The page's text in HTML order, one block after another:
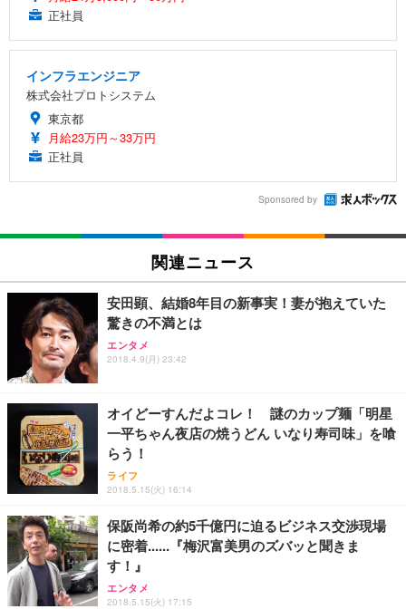
正社員
インフラエンジニア
株式会社プロトシステム
東京都
月給23万円～33万円
正社員
Sponsored by
関連ニュース
安田顕、結婚8年目の新事実！妻が抱えていた
驚きの不満とは
エンタメ
2018.4.9(月) 23:42
オイどーすんだよコレ！ 謎のカップ麺「明星
一平ちゃん夜店の焼うどん いなり寿司味」を喰
らう！
ライフ
2018.5.15(火) 16:14
保阪尚希の約5千億円に迫るビジネス交渉現場
に密着......『梅沢富美男のズバッと聞きま
す！』
エンタメ
2018.5.15(火) 17:15